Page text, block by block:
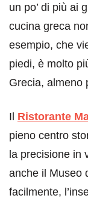
un po’ di più ai
cucina greca
esempio, che
piedi, è molto
Grecia, almeno
Il Ristorante
pieno centro
la precisione in
anche il Museo
facilmente,